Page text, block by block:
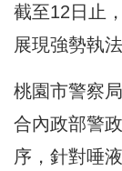
截至12日止
展現強勢執法
桃園市警察
合內政部警
序，針對唾